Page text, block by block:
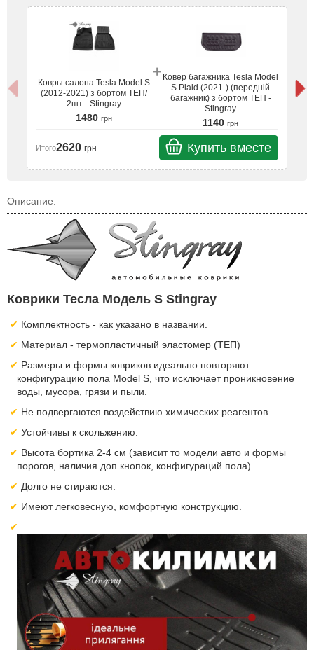
Ковры салона Tesla Model S
(2012-2021) з бортом ТЕП/
2шт - Stingray
1480 грн
+ Ковер багажника Tesla Model
S Plaid (2021-) (передній
багажник) з бортом ТЕП -
Stingray
1140 грн
Итого2620 грн Купить вместе
Описание:
Коврики Тесла Модель S Stingray
Комплектность - как указано в названии.
Материал - термопластичный эластомер (ТЕП)
Размеры и формы ковриков идеально повторяют
конфигурацию пола Model S, что исключает проникновение
воды, мусора, грязи и пыли.
Не подвергаются воздействию химических реагентов.
Устойчивы к скольжению.
Высота бортика 2-4 см (зависит то модели авто и формы
порогов, наличия доп кнопок, конфигураций пола).
Долго не стираются.
Имеют легковесную, комфортную конструкцию.